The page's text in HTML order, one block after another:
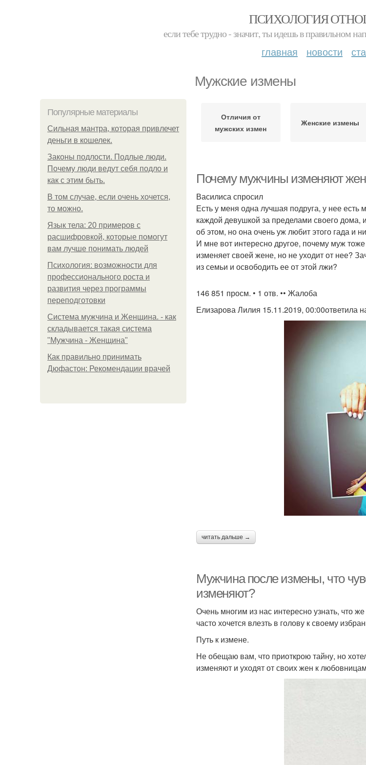
ПСИХОЛОГИЯ
если тебе трудно - значит, ты идешь в правильном
главная новости
Мужские измены
Популярные материалы
Сильная мантра, которая привлечет
деньги в кошелек.
Законы подлости. Подлые люди.
Почему люди ведут себя подло и
как с этим быть.
В том случае, если очень хочется,
то можно.
Язык тела: 20 примеров с
расшифровкой, которые помогут
вам лучше понимать людей
Психология: возможности для
профессионального роста и
развития через программы
переподготовки
Система мужчина и Женщина. - как
складывается такая система
"Мужчина - Женщина"
Как правильно принимать
Дюфастон: Рекомендации врачей
Отличия от
мужских измен
Женские измены
Почему мужчины изменяют
Василиса спросил
Есть у меня одна лучшая подруга, у нее есть
каждой девушкой за пределами своего дома,
об этом, но она очень уж любит этого гада и
И мне вот интересно другое, почему муж
изменяет своей жене, но не уходит от нее?
из семьи и освободить ее от этой лжи?
146 851 просм. • 1 отв. •• Жалоба
Елизарова Лилия 15.11.2019, 00:00ответила
читать дальше →
Мужчина после измены, что
изменяют?
Очень многим из нас интересно узнать, что
часто хочется влезть в голову к своему
Путь к измене.
Не обещаю вам, что приоткрою тайну, но
изменяют и уходят от своих жен к